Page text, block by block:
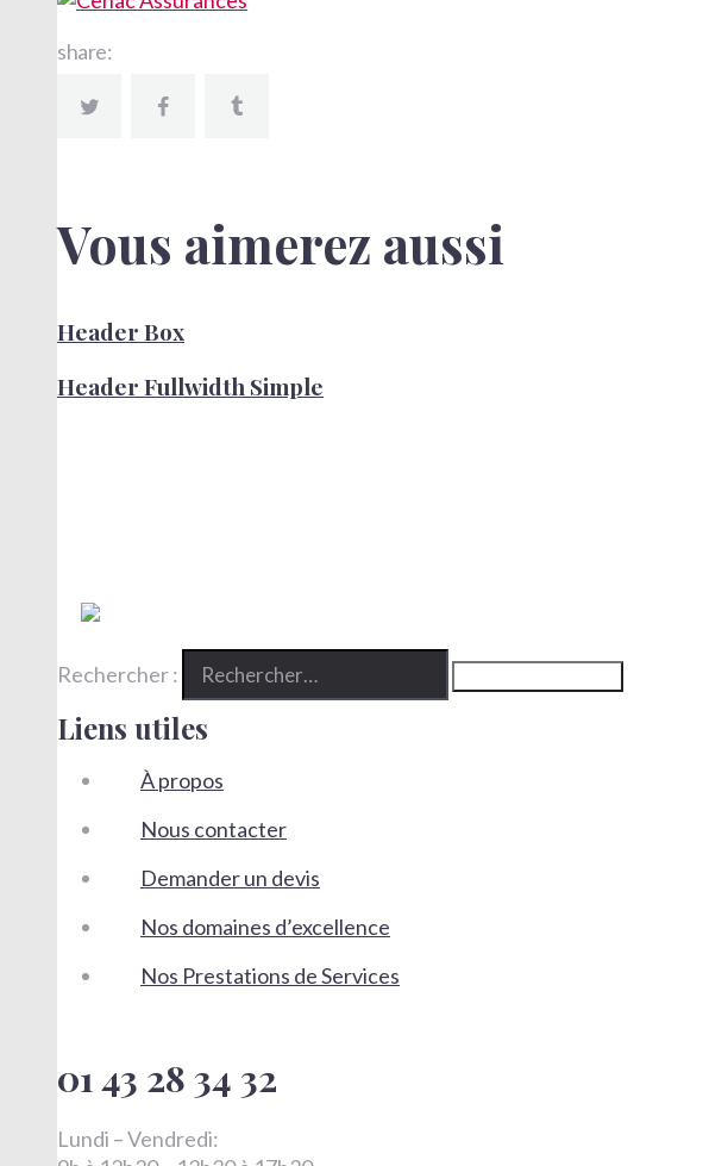
share:
Vous aimerez aussi
Header Box
Header Fullwidth Simple
Rechercher :
Liens utiles
À propos
Nous contacter
Demander un devis
Nos domaines d’excellence
Nos Prestations de Services
01 43 28 34 32
Lundi – Vendredi: